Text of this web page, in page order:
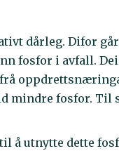
dårleg. Difor
fosfor i avfall.
mindre fosfor. Til
å utnytte dette